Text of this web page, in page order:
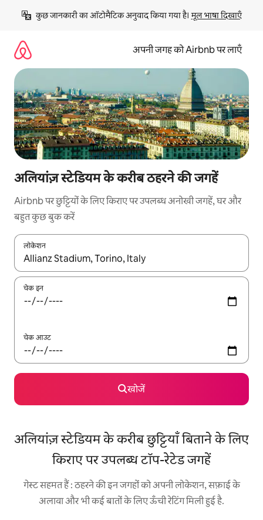
छोड़कर
कॉन्टेंट
कुछ जानकारी का ऑटोमैटिक अनुवाद किया गया है। मूल भाषा दिखाएँ
अपनी जगह को Airbnb पर लाएँ
अलियांज़ स्टेडियम के करीब ठहरने की जगहें
Airbnb पर छुट्टियों के लिए किराए पर उपलब्ध अनोखी जगहें, घर और
बहुत कुछ बुक करें
लोकेशन
नतीजों के उपलब्ध होने पर, अप और डाउन 'ऐरो की' का इस्तेमाल करके नेविगेट
चेक इन
चेक आउट
खोजें
अलियांज़ स्टेडियम के करीब छुट्टियाँ बिताने के लिए
किराए पर उपलब्ध टॉप-रेटेड जगहें
गेस्ट सहमत हैं : ठहरने की इन जगहों को अपनी लोकेशन, सफ़ाई के
अलावा और भी कई बातों के लिए ऊँची रेटिंग मिली हुई है.